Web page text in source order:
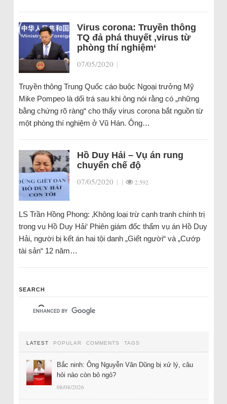
Virus corona: Truyền thông
TQ đả phá thuyết ‚virus từ
phòng thí nghiệm‘
07/05/2020 |
Truyền thông Trung Quốc cáo buộc Ngoại trưởng Mỹ
Mike Pompeo là dối trá sau khi ông nói rằng có „những
bằng chứng rõ ràng“ cho thấy virus corona bắt nguồn từ
một phòng thí nghiệm ở Vũ Hán. Ông…
Hồ Duy Hải – Vụ án rung
chuyển chế độ
07/05/2020 | | 2.592
LS Trần Hồng Phong: ‚Không loại trừ cạnh tranh chính trị
trong vụ Hồ Duy Hải‘ Phiên giám đốc thẩm vụ án Hồ Duy
Hải, người bị kết án hai tội danh „Giết người“ và „Cướp
tài sản“ 12 năm…
SEARCH
LATEST POPULAR COMMENTS TAGS
Bắc ninh: Ông Nguyễn Văn Dũng bị xử lý, câu
hỏi nào còn bỏ ngỏ?
08/08/2026